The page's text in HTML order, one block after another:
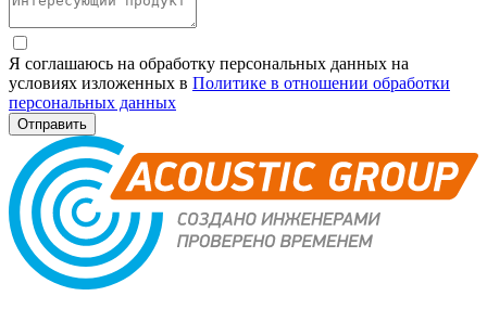
Я соглашаюсь на обработку персональных данных на
условиях изложенных в Политике в отношении обработки
персональных данных